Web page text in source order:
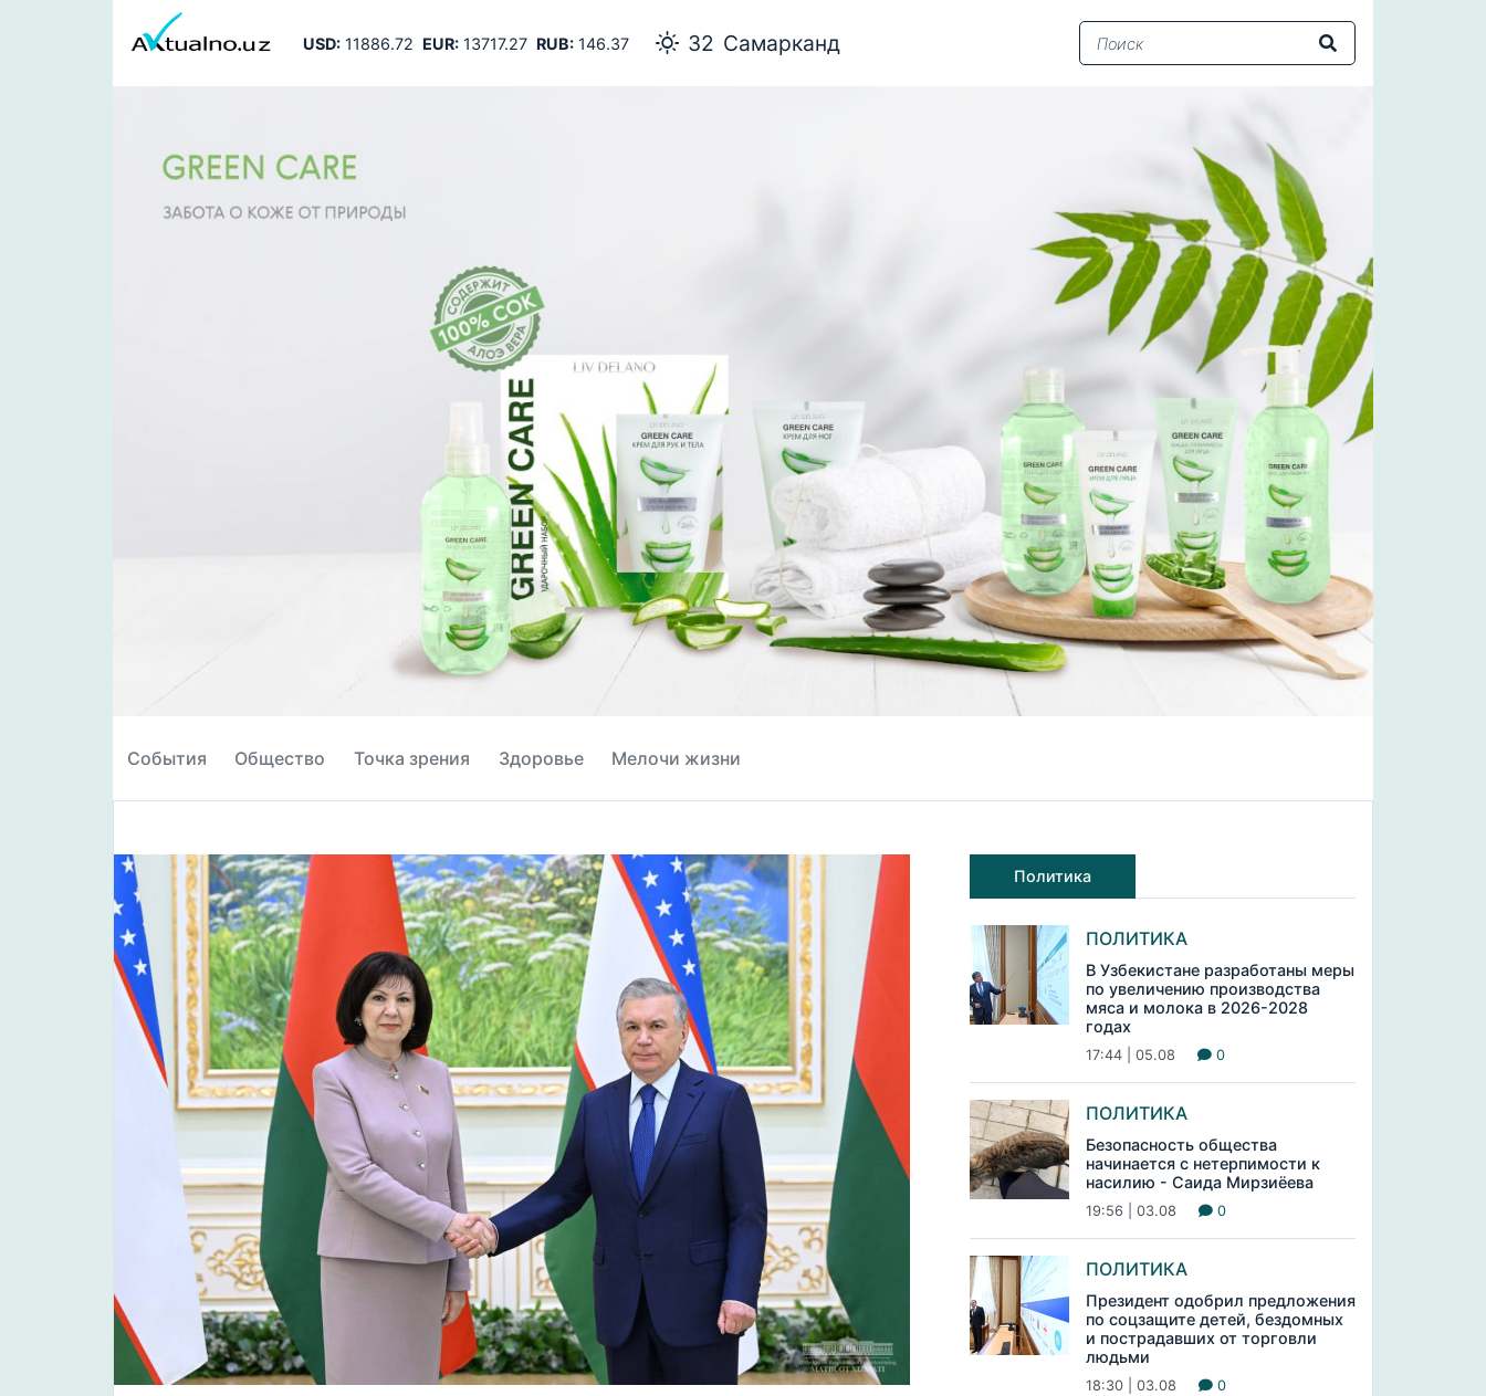
USD:11886.72 EUR:13717.27 RUB:146.37 32 Самарканд
События Общество Точка зрения Здоровье Мелочи жизни
Политика
ПОЛИТИКА
В Узбекистане разработаны меры
по увеличению производства
мяса и молока в 2026-2028
годах
17:44 | 05.08 0
ПОЛИТИКА
Безопасность общества
начинается с нетерпимости к
насилию - Саида Мирзиёева
19:56 | 03.08 0
ПОЛИТИКА
Президент одобрил предложения
по соцзащите детей, бездомных
и пострадавших от торговли
людьми
18:30 | 03.08 0